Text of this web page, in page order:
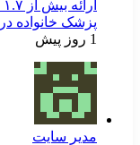
پزشک خانواده در ۶۴ شهرستان
1 روز پیش
مدیر سایت